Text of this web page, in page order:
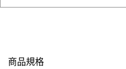
商品規格